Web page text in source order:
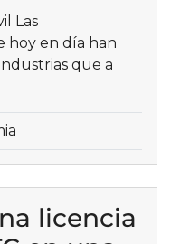
Las
hoy en día han
que a
licencia